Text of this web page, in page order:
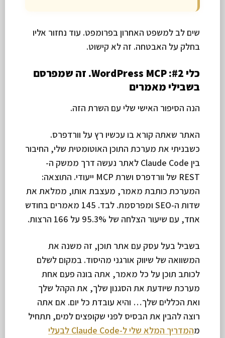
שים לב למשפט האחרון בפרומפט. עוד נחזור אליו
בחלק על האבטחה. זה לא קישוט.
כלי #2: WordPress MCP. זה שמפרסם
בשבילי מאמרים
הנה הסיפור האישי שלי עם השרת הזה.
האתר שאתה קורא בו עכשיו רץ על וורדפרס.
כשבניתי את מערכת התוכן האוטומטית שלי, החיבור
בין Claude Code לאתר נעשה דרך ממשק ה-
REST של וורדפרס ושרת MCP ייעודי. התוצאה:
המערכת כותבת מאמר, מעצבת אותו, ממלאת את
שדות ה-SEO ומפרסמת. לבד. 145 מאמרים בחודש
אחד, עם שיעור הצלחה של 95.3% על 166 הרצות.
בשביל בעל עסק עם אתר תוכן, זה משנה את
המשוואה של שיווק אורגני מהיסוד. במקום לשלם
לכותב תוכן על כל מאמר, אתה בונה פעם אחת
מערכת שיודעת את הסגנון שלך, את הקהל שלך
ואת הכללים שלך… והיא עובדת כל יום. אם אתה
רוצה להבין את הבסיס לפני שקופצים למים, תתחיל
מ
המדריך המלא שלי ל-Claude Code לבעלי